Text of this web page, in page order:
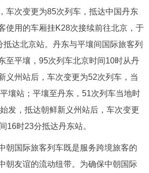
我要咨询 我要建议
在线访谈 图说互动
十六区概览 人文北京
图说北京
车次变更为85次列车，抵达中国丹东
使用的车厢挂K28次接续前往北京，于
达北京站。丹东与平壤间国际旅客列
至平壤，95次列车北京时间10时从丹
义州站后，车次变更为52次列车，当
壤站；平壤至丹东，51次列车当地时
发，抵达朝鲜新义州站后，车次变更
16时23分抵达丹东站。
国际旅客列车既是服务跨境旅客的
朝友谊的流动纽带。为确保中朝国际